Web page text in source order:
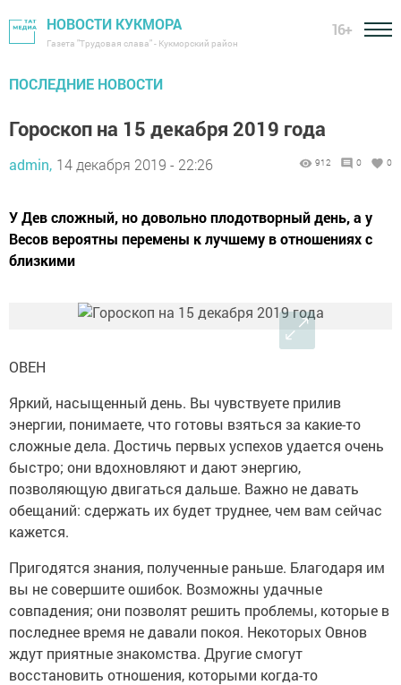
НОВОСТИ КУКМОРА
Газета "Трудовая слава" - Кукморский район
16+
ПОСЛЕДНИЕ НОВОСТИ
Гороскоп на 15 декабря 2019 года
admin, 14 декабря 2019 - 22:26 912 0 0
У Дев сложный, но довольно плодотворный день, а у
Весов вероятны перемены к лучшему в отношениях с
близкими
ОВЕН
Яркий, насыщенный день. Вы чувствуете прилив
энергии, понимаете, что готовы взяться за какие-то
сложные дела. Достичь первых успехов удается очень
быстро; они вдохновляют и дают энергию,
позволяющую двигаться дальше. Важно не давать
обещаний: сдержать их будет труднее, чем вам сейчас
кажется.
Пригодятся знания, полученные раньше. Благодаря им
вы не совершите ошибок. Возможны удачные
совпадения; они позволят решить проблемы, которые в
последнее время не давали покоя. Некоторых Овнов
ждут приятные знакомства. Другие смогут
восстановить отношения, которыми когда-то